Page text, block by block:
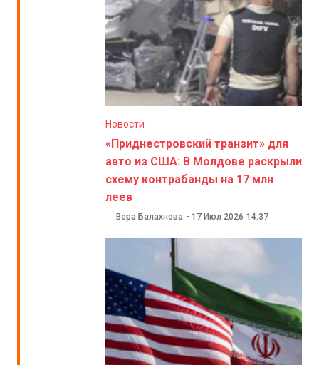
Новости
«Приднестровский транзит» для
авто из США: В Молдове раскрыли
схему контрабанды на 17 млн
леев
Вера Балахнова - 17 Июл 2026 14:37